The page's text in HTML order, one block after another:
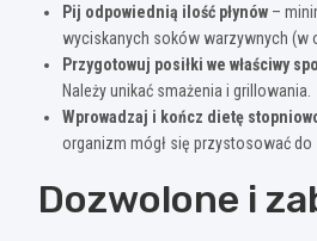
Pij odpowiednią ilość płynów –
wyciskanych soków warzywnych (w
Przygotowuj posiłki we właściwy
Należy unikać smażenia i grillowania.
Wprowadzaj i kończ dietę
organizm mógł się przystosować do
Dozwolone i